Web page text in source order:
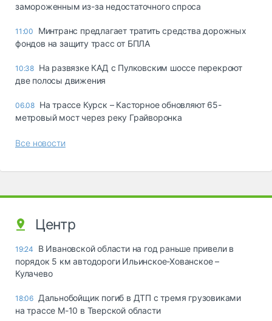
замороженным из-за недостаточного спроса
11:00
Минтранс предлагает тратить средства дорожных
фондов на защиту трасс от БПЛА
10:38 На развязке КАД с Пулковским шоссе перекроют
две полосы движения
06.08 На трассе Курск – Касторное обновляют 65-
метровый мост через реку Грайворонка
Все новости
Центр
19:24
В Ивановской области на год раньше привели в
порядок 5 км автодороги Ильинское-Хованское –
Кулачево
18:06 Дальнобойщик погиб в ДТП с тремя грузовиками
на трассе М-10 в Тверской области